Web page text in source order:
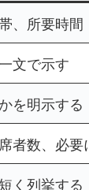
、所要時間
文で示す
を明示する
者数、必要
く列挙する